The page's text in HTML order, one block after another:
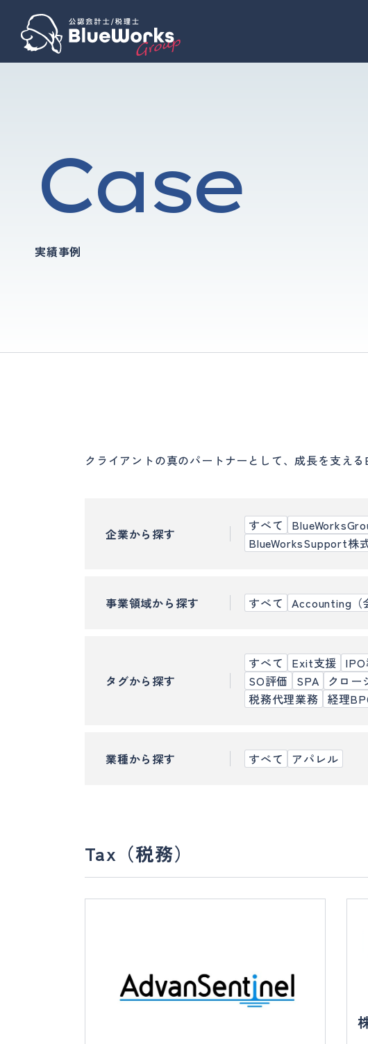
Case
実績事例
クライアントの真のパートナーとして、成長を支える
企業から探す
すべて
BlueWorksSupport株
事業領域から探す すべて Accounting（
タグから探す
すべて Exit支援
SO評価
SPA クロー
税務代理業務 経理
業種から探す すべて アパレル
Tax（税務）